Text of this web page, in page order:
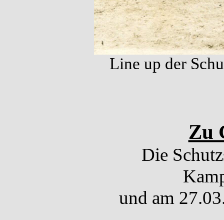
Line up der
Zu
Die
und am